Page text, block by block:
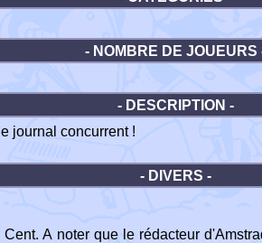
- NOMBRE DE JOUEURS
- DESCRIPTION -
journal concurrent !
- DIVERS -
A noter que le rédacteur